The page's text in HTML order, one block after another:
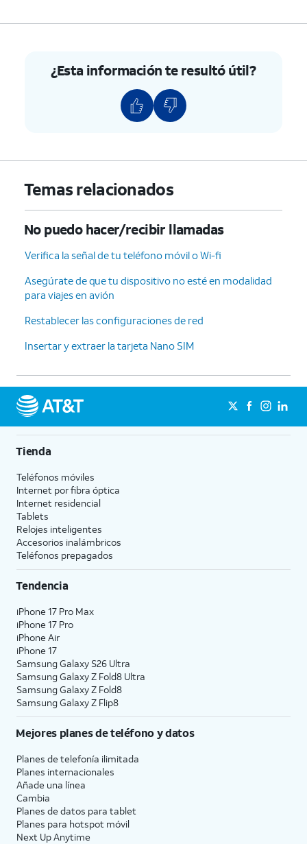
generación), 5 o
anterior, mantén
oprimido el botón
superior hasta que
veas el logotipo de
¿Esta información te resultó útil?
Temas relacionados
No puedo hacer/recibir llamadas
Verifica la señal de tu teléfono móvil o Wi-fi
Asegúrate de que tu dispositivo no esté en modalidad
para viajes en avión
Restablecer las configuraciones de red
Insertar y extraer la tarjeta Nano SIM
Tienda
Teléfonos móviles
Internet por fibra óptica
Internet residencial
Tablets
Relojes inteligentes
Accesorios inalámbricos
Teléfonos prepagados
Tendencia
iPhone 17 Pro Max
iPhone 17 Pro
iPhone Air
iPhone 17
Samsung Galaxy S26 Ultra
Samsung Galaxy Z Fold8 Ultra
Samsung Galaxy Z Fold8
Samsung Galaxy Z Flip8
Mejores planes de teléfono y datos
Planes de telefonía ilimitada
Planes internacionales
Añade una línea
Cambia
Planes de datos para tablet
Planes para hotspot móvil
Next Up Anytime